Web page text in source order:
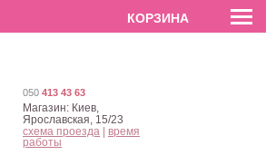
EN РУС
050 413 43 63
Магазин: Киев,
Ярославская, 15/23
схема проезда
время
работы
КОРЗИНА